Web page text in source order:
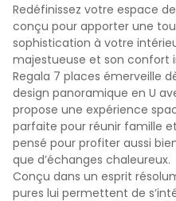
Redéfinissez votre espace
conçu pour apporter une
sophistication à votre
majestueuse et son confort
Regala 7 places émerveille
design panoramique en U
propose une expérience
parfaite pour réunir famille
pensé pour profiter aussi
que d’échanges chaleureux.
Conçu dans un esprit
pures lui permettent de